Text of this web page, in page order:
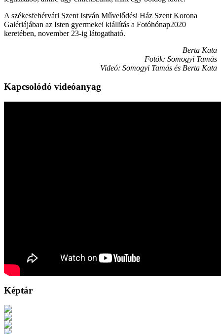
A székesfehérvári Szent István Művelődési Ház Szent Korona
Galériájában az Isten gyermekei kiállítás a Fotóhónap2020
keretében, november 23-ig látogatható.
Berta Kata
Fotók: Somogyi Tamás
Videó: Somogyi Tamás és Berta Kata
Kapcsolódó videóanyag
Képtár